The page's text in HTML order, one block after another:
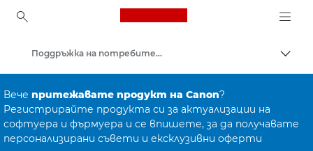
Canon Logo, back to
Поддръжка на потребителски продукти
Вече притежавате продукт на Canon?
Регистрирайте продукта си за актуализации на
софтуера и фърмуера и се впишете, за да получавате
персонализирани съвети и ексклузивни оферти